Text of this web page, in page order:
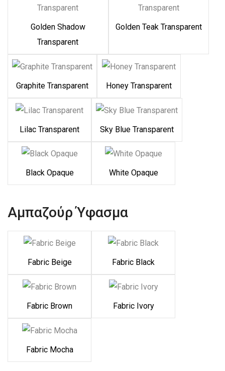
Golden Shadow
Transparent
Golden Teak Transparent
Graphite Transparent Honey Transparent
Lilac Transparent Sky Blue Transparent
Black Opaque White Opaque
Αμπαζούρ Ύφασμα
Fabric Beige Fabric Black
Fabric Brown Fabric Ivory
Fabric Mocha